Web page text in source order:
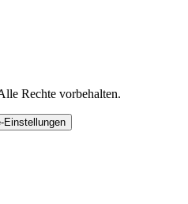
Rechte vorbehalten.
Einstellungen